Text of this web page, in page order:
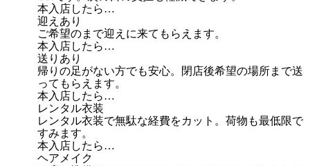
本入店したら…
迎えあり
ご希望のまで迎えに来てもらえます。
本入店したら…
送りあり
帰りの足がない方でも安心。閉店後希望の場所まで送
ってもらえます。
本入店したら…
レンタル衣装
レンタル衣装で無駄な経費をカット。荷物も最低限で
すみます。
本入店したら…
ヘアメイク